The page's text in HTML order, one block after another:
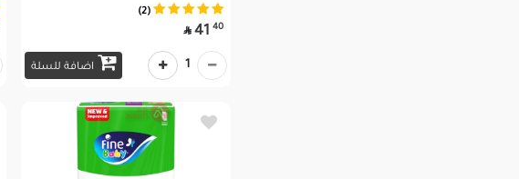
(2)
40
41

اضافة للسلة 1